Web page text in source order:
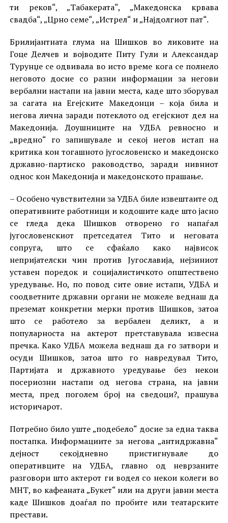
ти реков“, „Табакерата“, „Македонска крвава
свадба“, „Црно семе“, „Истрел“ и „Најдолгиот пат“.
Брилијантната глума на Шишков во ликовите на
Гоце Делчев и војводите Питу Гули и Александар
Турунџе се одвивала во исто време кога се полнело
неговото досие со разни информации за негови
вербални настапи на јавни места, каде што зборувал
за сагата на Егејските Македонци – која била и
негова лична заради потеклото од егејскиот дел на
Македонија. Доушниците на УДБА ревносно и
„вредно“ го запишувале и секој негов истап на
критика кон тогашното југословенско и македонско
државно-партиско раководство, заради нивниот
однос кон Македонија и македонското прашање.
– Особено чувствителни за УДБА биле извештаите од
оперативните работници и кодошите каде што јасно
се гледа дека Шишков отворено го напаѓал
југословенскиот претседател Тито и неговата
сопруга, што се сфаќало како највисок
непријателски чин против Југославија, нејзиниот
уставен поредок и социјалистичкото општествено
уредување. Но, по повод сите овие истапи, УДБА и
соодветните државни органи не можеле веднаш да
преземат конкретни мерки против Шишков, затоа
што се работело за вербален деликт, а и
популарноста на актерот претставувала извесна
пречка. Како УДБА можела веднаш да го затвори и
осуди Шишков, затоа што го навредувал Тито,
Партијата и државното уредување без некои
посериозни настапи од негова страна, на јавни
места, пред поголем број на сведоци?, прашува
историчарот.
Потребно било уште „подебело“ досие за една таква
постапка. Информациите за негова „антидржавна“
дејност секојдневно пристигнувале до
оперативците на УДБА, главно од неврзаните
разговори што актерот ги водел со некои колеги во
МНТ, во кафеаната „Букет“ или на други јавни места
каде Шишков доаѓал по пробите или театарските
престави.